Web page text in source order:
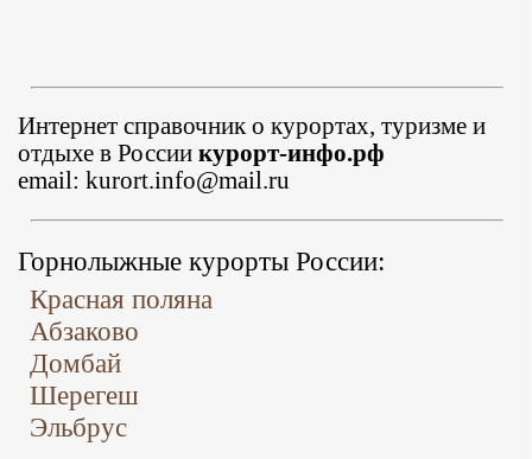
Интернет справочник о курортах, туризме и
отдыхе в России курорт-инфо.рф
email: kurort.info@mail.ru
Горнолыжные курорты России:
Красная поляна
Абзаково
Домбай
Шерегеш
Эльбрус